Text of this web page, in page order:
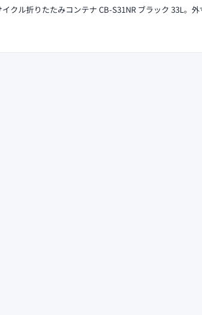
クル折りたたみコンテナ CB-S31NR ブラック 33L